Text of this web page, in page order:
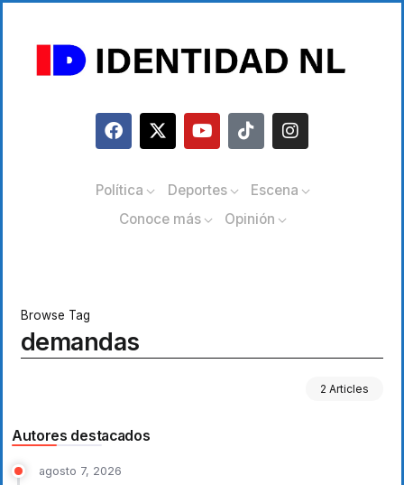
Política Deportes
Escena
Conoce más
Opinión
Browse Tag
demandas
2 Articles
Autores destacados
agosto 7, 2026